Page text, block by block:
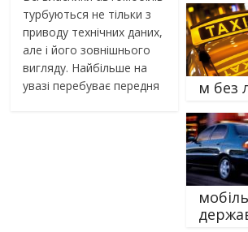
турбуються не тільки з
приводу технічних даних,
але і його зовнішнього
вигляду. Найбільше на
увазі перебуває передня
м без